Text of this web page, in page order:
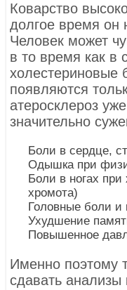
Коварство
долгое время он
Человек может
в то время как в
появляются
атеросклероз
значительно
Боли в сердце,
Одышка при
Боли в ногах
хромота)
Головные боли и
Ухудшение
Повышенное
Именно поэтому
сдавать